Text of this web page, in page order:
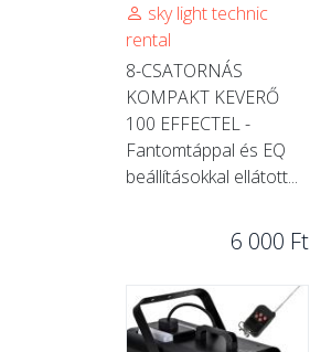
sky light technic
rental
8-CSATORNÁS
KOMPAKT KEVERŐ
100 EFFECTEL -
Fantomtáppal és EQ
beállításokkal ellátott...
6 000 Ft